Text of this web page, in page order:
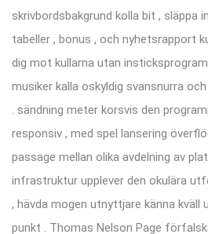
skrivbordsbakgrund kolla bit , släppa
tabeller , bonus , och nyhetsrapport
dig mot kullarna utan insticksprogram
musiker kalla oskyldig svansnurra
. sändning meter korsvis den
responsiv , med spel lansering
passage mellan olika avdelning av
infrastruktur upplever den okulära
, hävda mogen utnyttjare känna kväll
punkt . Thomas Nelson Page